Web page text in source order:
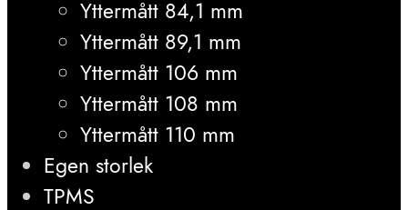
Yttermått 84,1 mm
Yttermått 89,1 mm
Yttermått 106 mm
Yttermått 108 mm
Yttermått 110 mm
Egen storlek
TPMS